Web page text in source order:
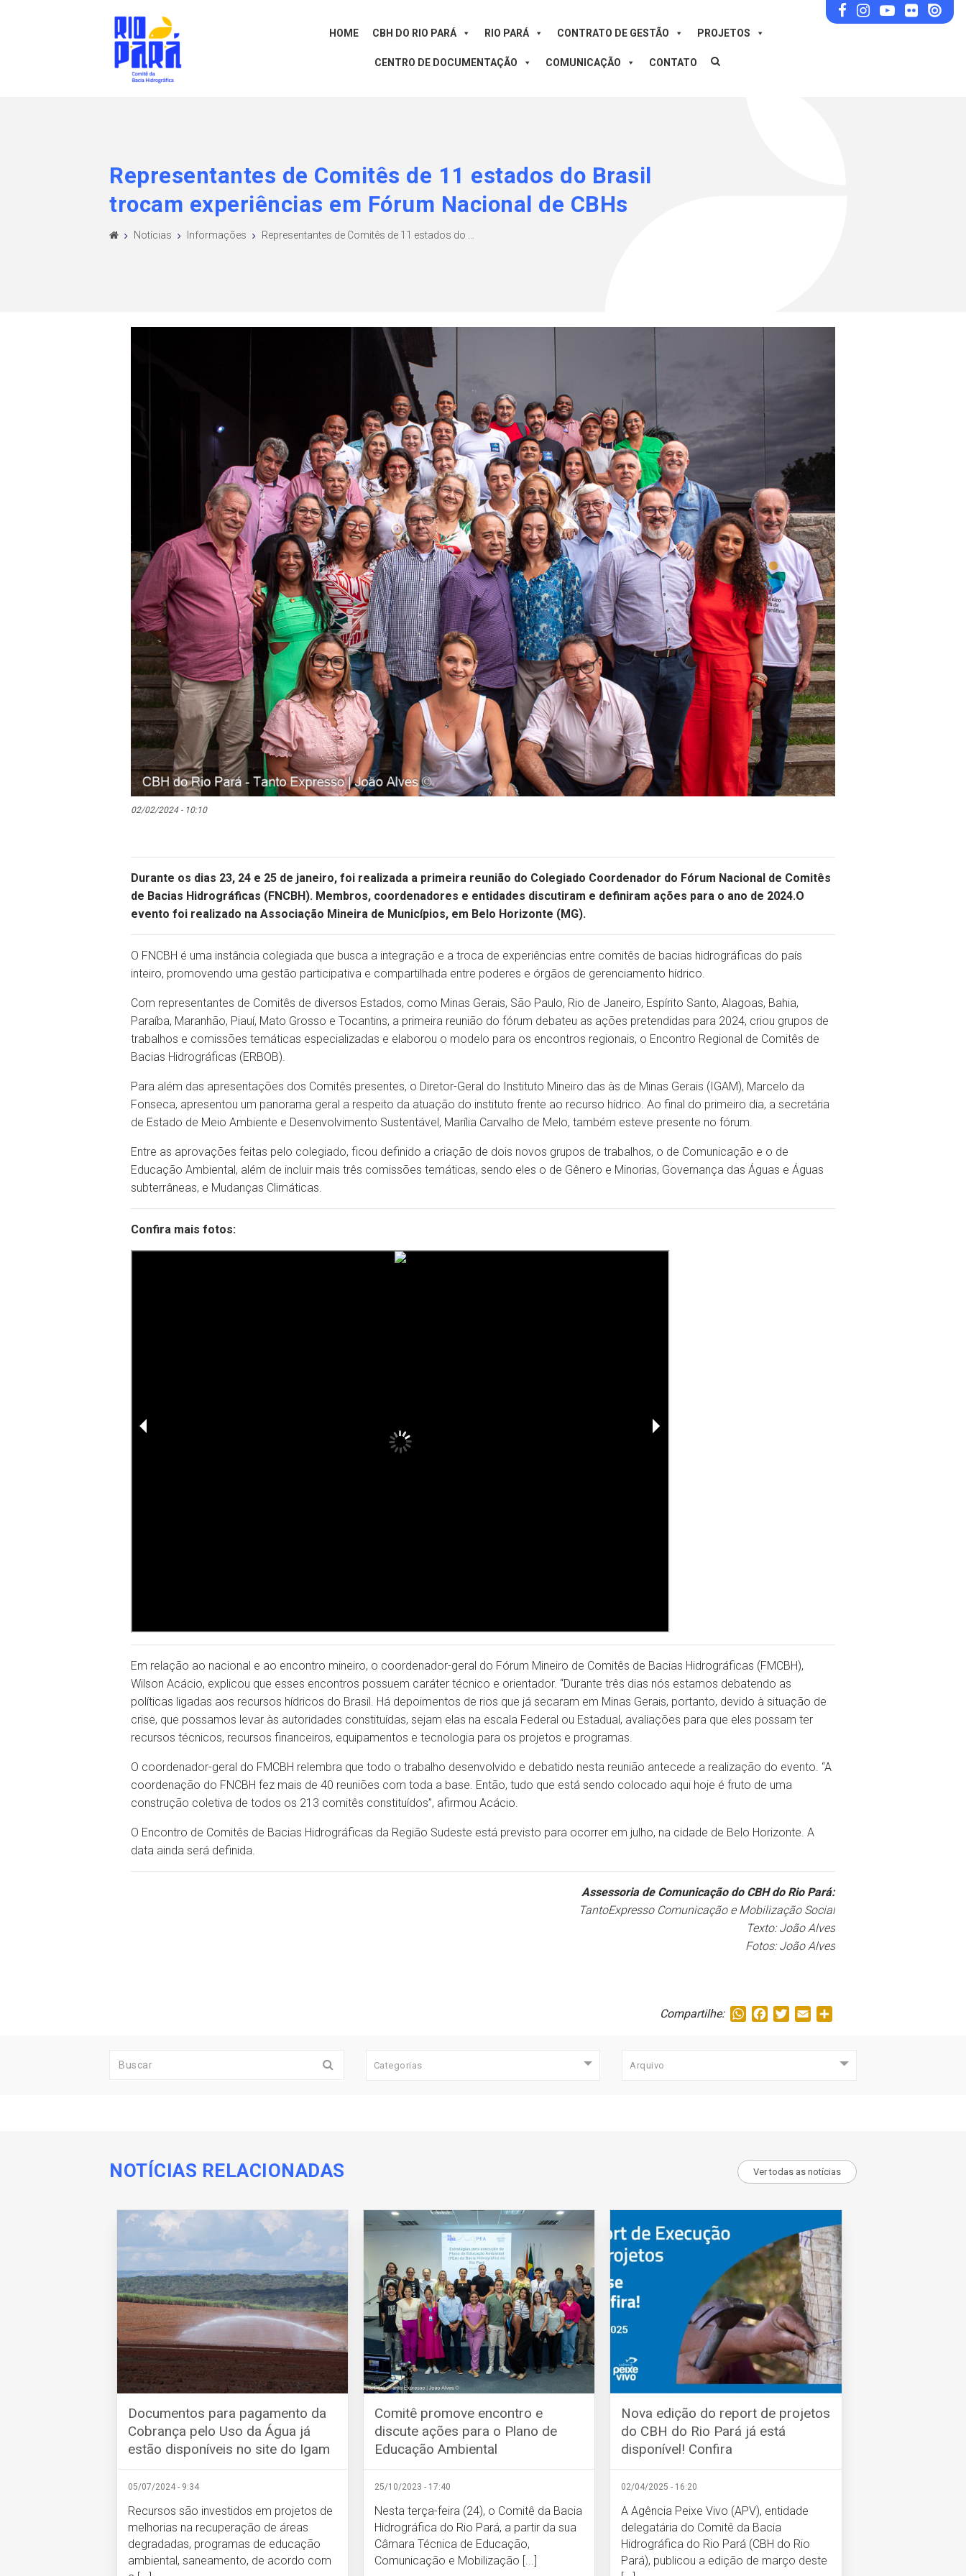
HOME CBH DO RIO PARÁ RIO PARÁ CONTRATO DE GESTÃO PROJETOS
CENTRO DE DOCUMENTAÇÃO COMUNICAÇÃO CONTATO
Representantes de Comitês de 11 estados do Brasil
trocam experiências em Fórum Nacional de CBHs
Notícias Informações Representantes de Comitês de 11 estados do ...
02/02/2024 - 10:10
Durante os dias 23, 24 e 25 de janeiro, foi realizada a primeira reunião do Colegiado Coordenador do Fórum Nacional de Comitês
de Bacias Hidrográficas (FNCBH). Membros, coordenadores e entidades discutiram e definiram ações para o ano de 2024.O
evento foi realizado na Associação Mineira de Municípios, em Belo Horizonte (MG).
O FNCBH é uma instância colegiada que busca a integração e a troca de experiências entre comitês de bacias hidrográficas do país
inteiro, promovendo uma gestão participativa e compartilhada entre poderes e órgãos de gerenciamento hídrico.
Com representantes de Comitês de diversos Estados, como Minas Gerais, São Paulo, Rio de Janeiro, Espírito Santo, Alagoas, Bahia,
Paraíba, Maranhão, Piauí, Mato Grosso e Tocantins, a primeira reunião do fórum debateu as ações pretendidas para 2024, criou grupos de
trabalhos e comissões temáticas especializadas e elaborou o modelo para os encontros regionais, o Encontro Regional de Comitês de
Bacias Hidrográficas (ERBOB).
Para além das apresentações dos Comitês presentes, o Diretor-Geral do Instituto Mineiro das às de Minas Gerais (IGAM), Marcelo da
Fonseca, apresentou um panorama geral a respeito da atuação do instituto frente ao recurso hídrico. Ao final do primeiro dia, a secretária
de Estado de Meio Ambiente e Desenvolvimento Sustentável, Marília Carvalho de Melo, também esteve presente no fórum.
Entre as aprovações feitas pelo colegiado, ficou definido a criação de dois novos grupos de trabalhos, o de Comunicação e o de
Educação Ambiental, além de incluir mais três comissões temáticas, sendo eles o de Gênero e Minorias, Governança das Águas e Águas
subterrâneas, e Mudanças Climáticas.
Confira mais fotos:
Em relação ao nacional e ao encontro mineiro, o coordenador-geral do Fórum Mineiro de Comitês de Bacias Hidrográficas (FMCBH),
Wilson Acácio, explicou que esses encontros possuem caráter técnico e orientador. “Durante três dias nós estamos debatendo as
políticas ligadas aos recursos hídricos do Brasil. Há depoimentos de rios que já secaram em Minas Gerais, portanto, devido à situação de
crise, que possamos levar às autoridades constituídas, sejam elas na escala Federal ou Estadual, avaliações para que eles possam ter
recursos técnicos, recursos financeiros, equipamentos e tecnologia para os projetos e programas.
O coordenador-geral do FMCBH relembra que todo o trabalho desenvolvido e debatido nesta reunião antecede a realização do evento. “A
coordenação do FNCBH fez mais de 40 reuniões com toda a base. Então, tudo que está sendo colocado aqui hoje é fruto de uma
construção coletiva de todos os 213 comitês constituídos”, afirmou Acácio.
O Encontro de Comitês de Bacias Hidrográficas da Região Sudeste está previsto para ocorrer em julho, na cidade de Belo Horizonte. A
data ainda será definida.
Assessoria de Comunicação do CBH do Rio Pará:
TantoExpresso Comunicação e Mobilização Social
Texto: João Alves
Fotos: João Alves
Compartilhe: WhatsApp
FacebookTwitterEmail
Categorias Arquivo
NOTÍCIAS RELACIONADAS Ver todas as notícias
Documentos para pagamento da
Cobrança pelo Uso da Água já
estão disponíveis no site do Igam
05/07/2024 - 9:34
Recursos são investidos em projetos de
melhorias na recuperação de áreas
degradadas, programas de educação
ambiental, saneamento, de acordo com
Comitê promove encontro e
discute ações para o Plano de
Educação Ambiental
25/10/2023 - 17:40
Nesta terça-feira (24), o Comitê da Bacia
Hidrográfica do Rio Pará, a partir da sua
Câmara Técnica de Educação,
Comunicação e Mobilização [...]
Nova edição do report de projetos
do CBH do Rio Pará já está
disponível! Confira
02/04/2025 - 16:20
A Agência Peixe Vivo (APV), entidade
delegatária do Comitê da Bacia
Hidrográfica do Rio Pará (CBH do Rio
Pará), publicou a edição de março deste